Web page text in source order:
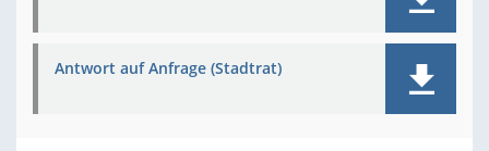
Antwort auf Anfrage (Stadtrat)